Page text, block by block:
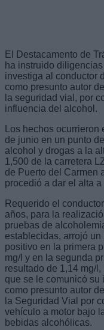
El Destacamento de
ha instruido
investiga al conductor
como presunto autor
la seguridad vial, por
influencia del alcohol.
Los hechos
de junio en un punto
alcohol y drogas a la
1,500 de la carretera
de Puerto del Carmen
procedió a dar el alta a
Requerido el
años, para la
pruebas de
establecidas, arrojó un
positivo en la primera
mg/l y en la segunda
resultado de 1,14 mg/l,
que se le comunicó su
como presunto autor
la Seguridad Vial por
vehículo a motor bajo
bebidas alcohólicas.